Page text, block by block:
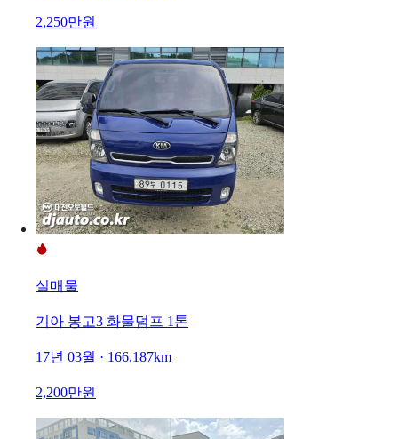
2,250만원
실매물
기아 봉고3 화물덤프 1톤
17년 03월 · 166,187km
2,200만원